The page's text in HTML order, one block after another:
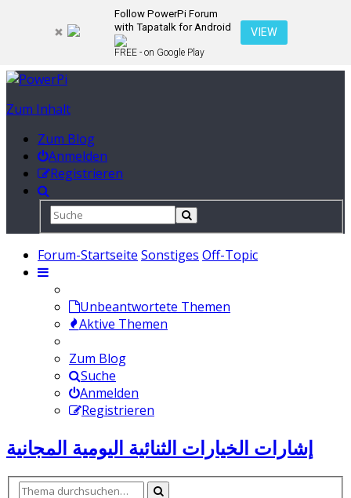
Follow PowerPi Forum
with Tapatalk for Android
FREE - on Google Play
VIEW
Zum Inhalt
Zum Blog
Anmelden
Registrieren
Forum-Startseite Sonstiges Off-Topic
Unbeantwortete Themen
Aktive Themen
Zum Blog
Suche
Anmelden
Registrieren
إشارات الخيارات الثنائية اليومية المجانية